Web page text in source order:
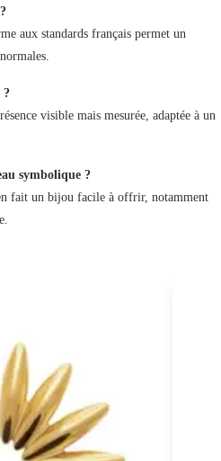
aux standards français permet un
?
visible mais mesurée, adaptée à un
symbolique ?
fait un bijou facile à offrir, notamment